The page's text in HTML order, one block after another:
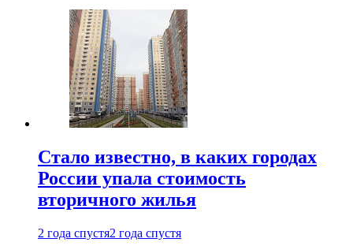
Стало известно, в каких городах
России упала стоимость
вторичного жилья
2 года спустя2 года спустя